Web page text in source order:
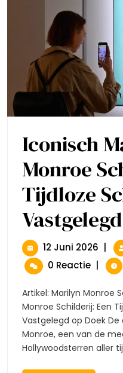
Iconisch
Monroe
Tijdloze
12 Juni 2026 12
Juni
2026
0 Reactie
Artikel: Marilyn Monroe Schilderij Iconisch Marilyn
Monroe Schilderij: Een
Vastgelegd op Doek
Monroe, een van de
Hollywoodsterren aller